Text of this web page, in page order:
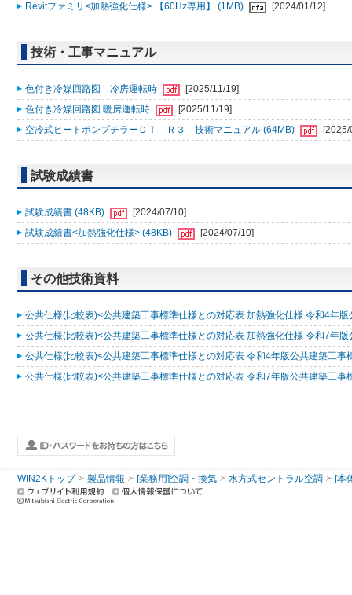
Revitファミリ<加熱強化仕様> 【60Hz専用】 (1MB)
[2024/01/12]
技術・工事マニュアル
色付き冷媒回路図 冷房運転時
[2025/11/19]
色付き冷媒回路図 暖房運転時
[2025/11/19]
空冷式ヒートポンプチラーＤＴ－Ｒ３ 技術マニュアル (64MB)
試験成績書
試験成績書 (48KB)
[2024/07/10]
試験成績書<加熱強化仕様> (48KB)
[2024/07/10]
その他技術資料
公共仕様(比較表)<公共建築工事標準仕様との対応表 加熱強化仕様 令和4年
公共仕様(比較表)<公共建築工事標準仕様との対応表 加熱強化仕様 令和7年
公共仕様(比較表)<公共建築工事標準仕様との対応表 令和4年版公共建築工
公共仕様(比較表)<公共建築工事標準仕様との対応表 令和7年版公共建築工
WIN2Kトップ 製品情報 [業務用]空調・換気 水方式セントラル空調 [本